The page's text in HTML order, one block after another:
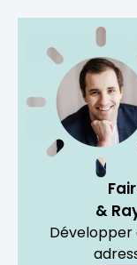
&
Développer